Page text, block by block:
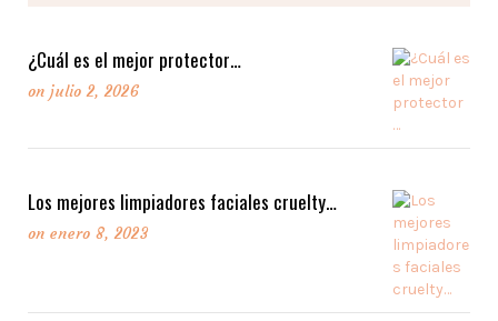
¿Cuál es el mejor protector…
on julio 2, 2026
Los mejores limpiadores faciales cruelty…
on enero 8, 2023